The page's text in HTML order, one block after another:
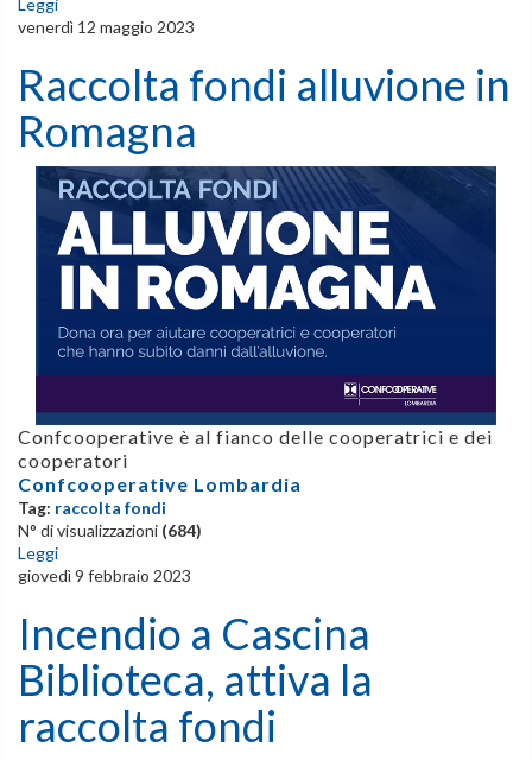
venerdì 12 maggio 2023
Raccolta fondi alluvione in
Romagna
Confcooperative è al fianco delle cooperatrici e dei
cooperatori
Confcooperative Lombardia
Tag: raccolta fondi
N° di visualizzazioni (684)
Leggi
giovedì 9 febbraio 2023
Incendio a Cascina
Biblioteca, attiva la
raccolta fondi